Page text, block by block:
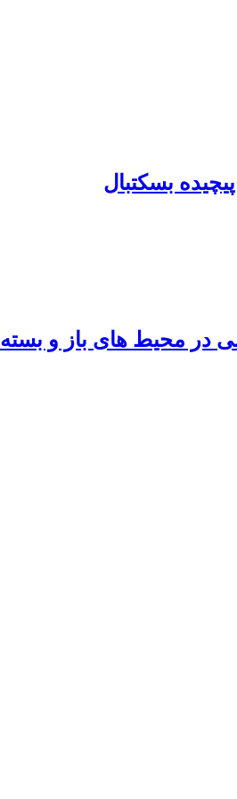
بسکتبال
در محیط های باز و بسته